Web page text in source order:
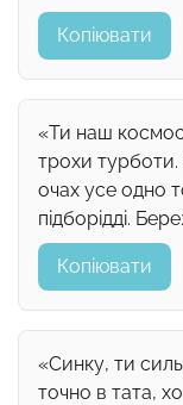
Копіювати
«Ти наш
трохи
очах усе одно
підборідді.
Копіювати
«Синку, ти
точно в тата,